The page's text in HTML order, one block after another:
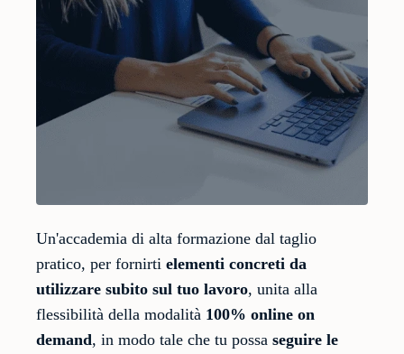
Un'accademia di alta formazione dal taglio
pratico, per fornirti elementi concreti da
utilizzare subito sul tuo lavoro, unita alla
flessibilità della modalità 100% online on
demand, in modo tale che tu possa seguire le